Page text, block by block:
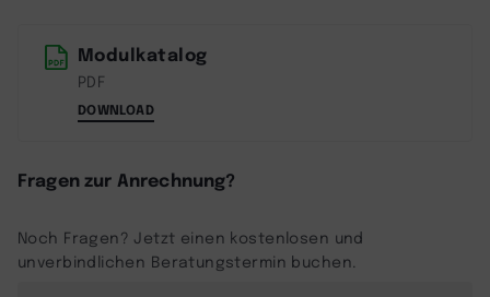
Modulkatalog
PDF
DOWNLOAD
Fragen zur Anrechnung?
Noch Fragen? Jetzt einen kostenlosen und
unverbindlichen Beratungstermin buchen.